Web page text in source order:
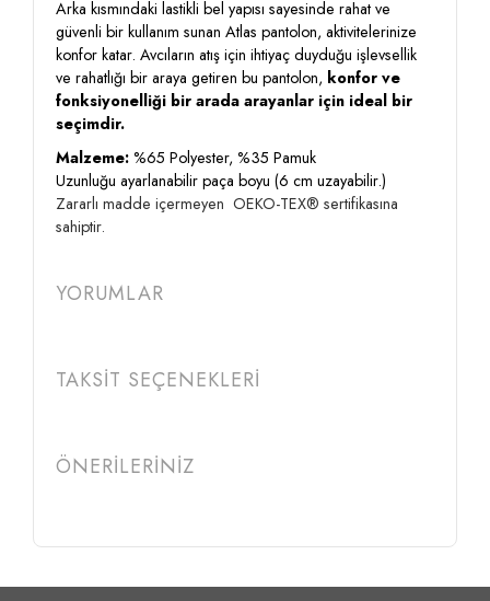
Arka kısmındaki lastikli bel yapısı sayesinde rahat ve
güvenli bir kullanım sunan Atlas pantolon, aktivitelerinize
konfor katar. Avcıların atış için ihtiyaç duyduğu işlevsellik
ve rahatlığı bir araya getiren bu pantolon, konfor ve
fonksiyonelliği bir arada arayanlar için ideal bir
seçimdir.
Malzeme: %65 Polyester, %35 Pamuk
Uzunluğu ayarlanabilir paça boyu (6 cm uzayabilir.)
Zararlı madde içermeyen OEKO-TEX® sertifikasına
sahiptir.
YORUMLAR
TAKSİT SEÇENEKLERİ
ÖNERİLERİNİZ